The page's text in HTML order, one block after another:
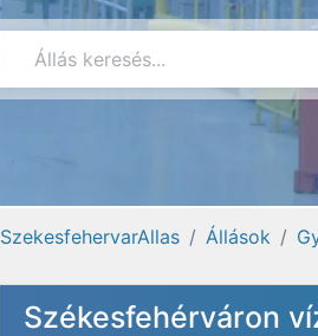
SzekesfehervarAllas Állások
Székesfehérváron